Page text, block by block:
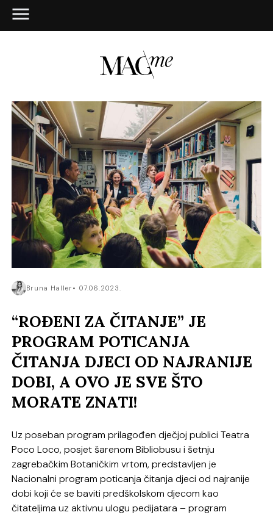
Bruna Haller 07.06.2023.
“ROĐENI ZA ČITANJE” JE
PROGRAM POTICANJA
ČITANJA DJECI OD NAJRANIJE
DOBI, A OVO JE SVE ŠTO
MORATE ZNATI!
Uz poseban program prilagođen dječjoj publici Teatra
Poco Loco, posjet šarenom Bibliobusu i šetnju
zagrebačkim Botaničkim vrtom, predstavljen je
Nacionalni program poticanja čitanja djeci od najranije
dobi koji će se baviti predškolskom djecom kao
čitateljima uz aktivnu ulogu pedijatara – program